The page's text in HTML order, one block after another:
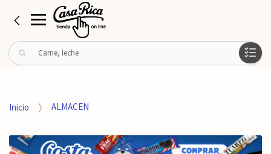
B
u
r
o
r
Inicio ALMACEN